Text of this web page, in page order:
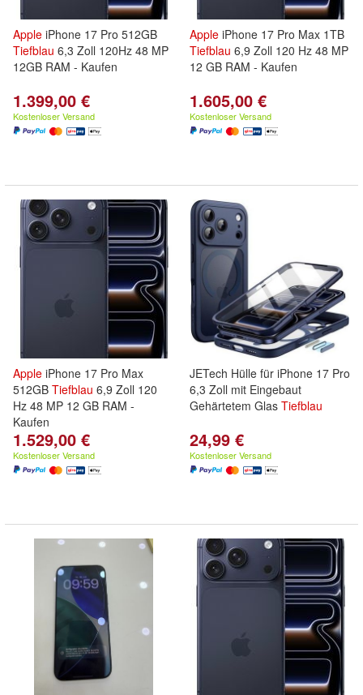
Apple iPhone 17 Pro 512GB
Tiefblau 6,3 Zoll 120Hz 48 MP
12GB RAM - Kaufen
1.399,00 €
Kostenloser Versand
Apple iPhone 17 Pro Max 1TB
Tiefblau 6,9 Zoll 120 Hz 48 MP
12 GB RAM - Kaufen
1.605,00 €
Kostenloser Versand
Apple iPhone 17 Pro Max
512GB Tiefblau 6,9 Zoll 120
Hz 48 MP 12 GB RAM -
Kaufen
1.529,00 €
Kostenloser Versand
JETech Hülle für iPhone 17 Pro
6,3 Zoll mit Eingebaut
Gehärtetem Glas Tiefblau
24,99 €
Kostenloser Versand